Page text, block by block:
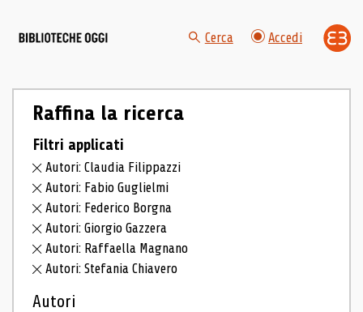
Cerca Accedi
Raffina la ricerca
Filtri applicati
Autori: Claudia Filippazzi
Autori: Fabio Guglielmi
Autori: Federico Borgna
Autori: Giorgio Gazzera
Autori: Raffaella Magnano
Autori: Stefania Chiavero
Autori